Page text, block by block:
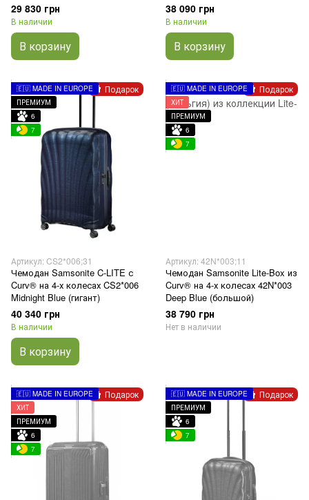
29 830 грн
В наличии
В корзину
38 090 грн
В наличии
В корзину
Подарок
🇪🇺 MADE IN EUROPE
ПРЕМИУМ
6
7
Артикул: CS2*006;31
Чемодан Samsonite C-LITE с
Curv® на 4-х колесах CS2*006
Midnight Blue (гигант)
40 340 грн
В наличии
В корзину
Подарок
🇪🇺 MADE IN EUROPE
ХИТ
ПРЕМИУМ
6
7
Артикул: 42N*003;11
Чемодан Samsonite Lite-Box из
Curv® на 4-х колесах 42N*003
Deep Blue (большой)
38 790 грн
Нет в наличии
Подарок
🇪🇺 MADE IN EUROPE
ХИТ
ПРЕМИУМ
6
7
Подарок
🇪🇺 MADE IN EUROPE
ПРЕМИУМ
6
7